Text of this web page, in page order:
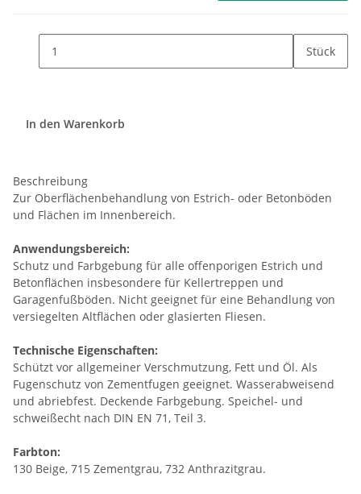
Stück
In den Warenkorb
Beschreibung
Zur Oberflächenbehandlung von Estrich- oder Betonböden
und Flächen im Innenbereich.
Anwendungsbereich:
Schutz und Farbgebung für alle offenporigen Estrich und
Betonflächen insbesondere für Kellertreppen und
Garagenfußböden. Nicht geeignet für eine Behandlung von
versiegelten Altflächen oder glasierten Fliesen.
Technische Eigenschaften:
Schützt vor allgemeiner Verschmutzung, Fett und Öl. Als
Fugenschutz von Zementfugen geeignet. Wasserabweisend
und abriebfest. Deckende Farbgebung. Speichel- und
schweißecht nach DIN EN 71, Teil 3.
Farbton:
130 Beige, 715 Zementgrau, 732 Anthrazitgrau.